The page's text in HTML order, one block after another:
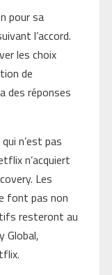
pour sa
l’accord.
les choix
de
des réponses
n’est pas
n’acquiert
Les
font pas non
resteront au
Global,